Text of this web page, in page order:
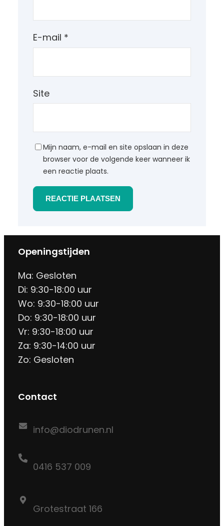
E-mail *
Site
Mijn naam, e-mail en site opslaan in deze
browser voor de volgende keer wanneer ik
een reactie plaats.
Openingstijden
Ma: Gesloten
Di: 9:30-18:00 uur
Wo: 9:30-18:00 uur
Do: 9:30-18:00 uur
Vr: 9:30-18:00 uur
Za: 9:30-14:00 uur
Zo: Gesloten
Contact
info@diodrunen.nl
0416 537 009
Grotestraat 166